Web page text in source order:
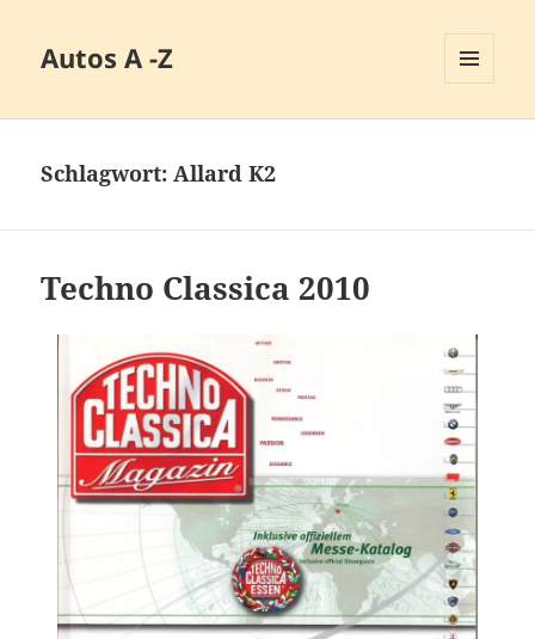
Autos A -Z
Schlagwort:Allard K2
Techno Classica 2010